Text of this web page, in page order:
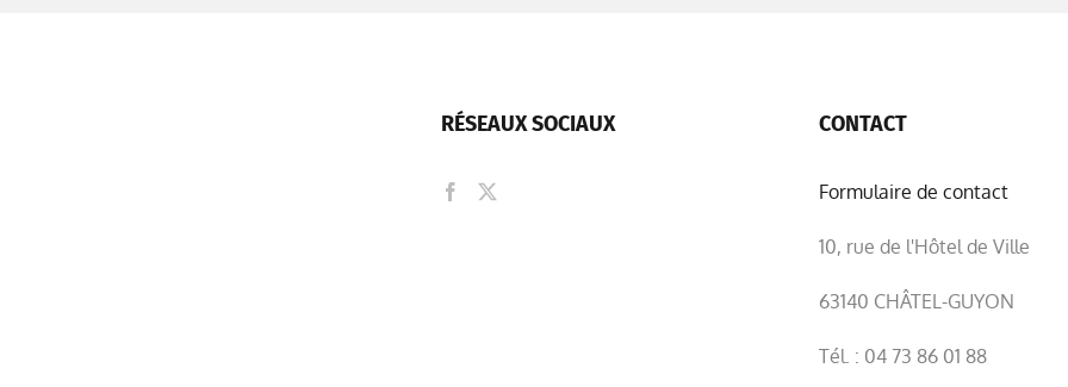
RÉSEAUX SOCIAUX CONTACT
Formulaire de contact
10, rue de l'Hôtel de Ville
63140 CHÂTEL-GUYON
Tél. : 04 73 86 01 88